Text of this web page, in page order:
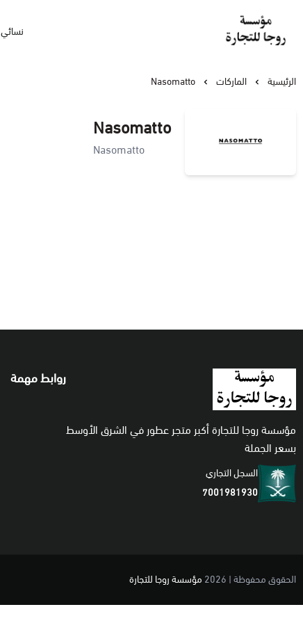
مؤسسة روجا للتجارة نسائي
الرئيسية الماركات Nasomatto
Nasomatto
Nasomatto
مؤسسة روجا للتجارة أكبر متجر عطور في الشرق الأوسط
بسعر الجملة
السجل التجاري
7001981930
روابط مهمة
الحقوق محفوظة | 2026 مؤسسة روجا للتجارة